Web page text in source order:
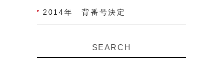
2014年 背番号決定
SEARCH